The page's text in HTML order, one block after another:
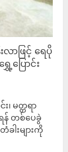
ာဖြင့် ‎ရေပို
ပြောင်း
မတ္တရာ
တစ်ပေခွဲ
ါးများကို